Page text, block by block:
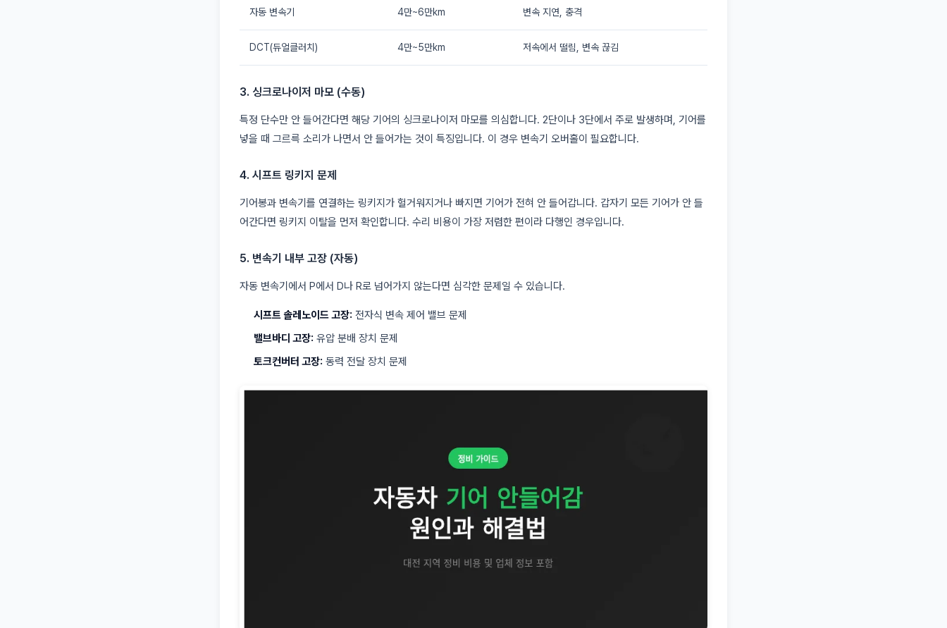
자동 변속기 4만~6만km 변속 지연, 충격
DCT(듀얼클러치) 4만~5만km 저속에서 떨림, 변속 끊김
3. 싱크로나이저 마모 (수동)
특정 단수만 안 들어간다면 해당 기어의 싱크로나이저 마모를 의심합니다. 2단이나 3단에서 주로 발생하며, 기어를
넣을 때 그르륵 소리가 나면서 안 들어가는 것이 특징입니다. 이 경우 변속기 오버홀이 필요합니다.
4. 시프트 링키지 문제
기어봉과 변속기를 연결하는 링키지가 헐거워지거나 빠지면 기어가 전혀 안 들어갑니다. 갑자기 모든 기어가 안 들
어간다면 링키지 이탈을 먼저 확인합니다. 수리 비용이 가장 저렴한 편이라 다행인 경우입니다.
5. 변속기 내부 고장 (자동)
자동 변속기에서 P에서 D나 R로 넘어가지 않는다면 심각한 문제일 수 있습니다.
시프트 솔레노이드 고장: 전자식 변속 제어 밸브 문제
밸브바디 고장: 유압 분배 장치 문제
토크컨버터 고장: 동력 전달 장치 문제